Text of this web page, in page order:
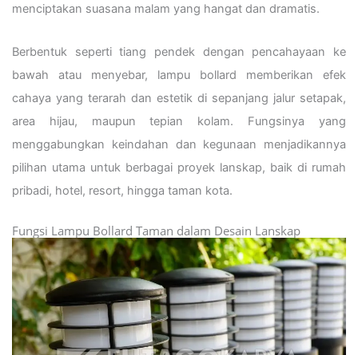
menciptakan suasana malam yang hangat dan dramatis.
Berbentuk seperti tiang pendek dengan pencahayaan ke
bawah atau menyebar, lampu bollard memberikan efek
cahaya yang terarah dan estetik di sepanjang jalur setapak,
area hijau, maupun tepian kolam. Fungsinya yang
menggabungkan keindahan dan kegunaan menjadikannya
pilihan utama untuk berbagai proyek lanskap, baik di rumah
pribadi, hotel, resort, hingga taman kota.
Fungsi Lampu Bollard Taman dalam Desain Lanskap